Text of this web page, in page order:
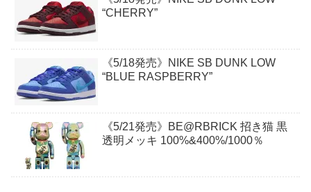
“CHERRY”
《5/18発売》NIKE SB DUNK LOW
“BLUE RASPBERRY”
《5/21発売》BE@RBRICK 招き猫 黒
透明メッキ 100%&400%/1000％